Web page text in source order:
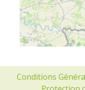
Conditions